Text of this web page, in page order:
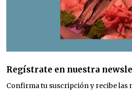
Regístrate en nuestra
Confirma tu suscripción y recibe las